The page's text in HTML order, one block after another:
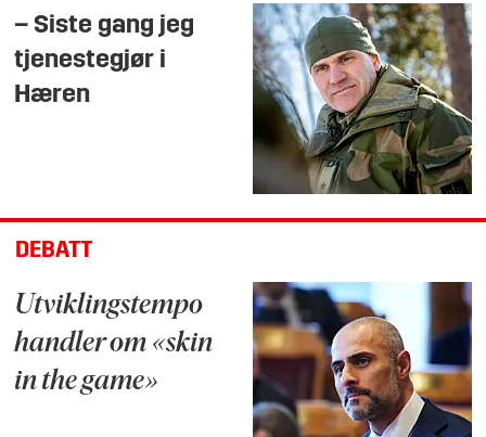
– Siste gang jeg
tjenestegjør i
Hæren
DEBATT
Utviklingstempo
handler om «skin
in the game»